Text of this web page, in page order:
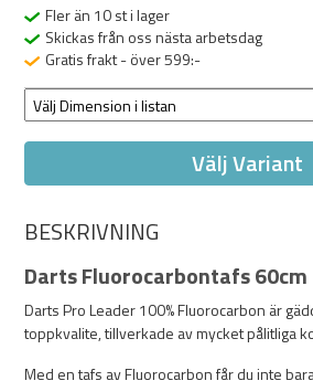
Fler än 10 st i lager
Skickas från oss nästa arbetsdag
Gratis frakt - över 599:-
Välj Variant
BESKRIVNING
Darts Fluorocarbontafs 60cm
Darts Pro Leader 100% Fluorocarbon är
toppkvalite, tillverkade av mycket pålitliga
Med en tafs av Fluorocarbon får du inte